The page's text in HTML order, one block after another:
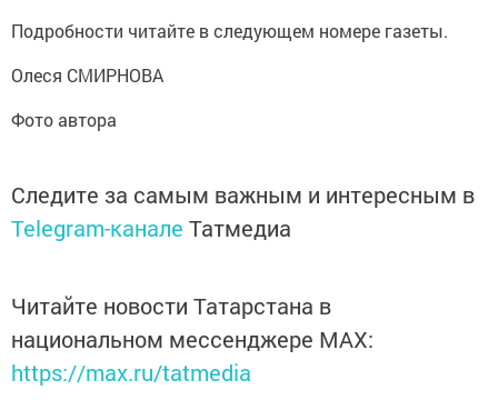
Подробности читайте в следующем номере газеты.
Олеся СМИРНОВА
Фото автора
Следите за самым важным и интересным в
Telegram-канале Татмедиа
Читайте новости Татарстана в
национальном мессенджере MАХ:
https://max.ru/tatmedia